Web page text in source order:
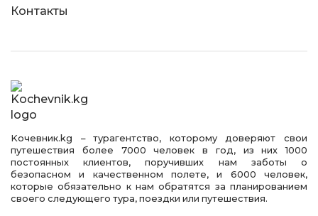
Контакты
Kочевник.kg – турагентство, которому доверяют свои
путешествия более 7000 человек в год, из них 1000
постоянных клиентов, поручивших нам заботы о
безопасном и качественном полете, и 6000 человек,
которые обязательно к нам обратятся за планированием
своего следующего тура, поездки или путешествия.